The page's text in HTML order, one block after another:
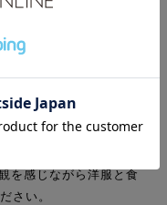
ントの為にパリから
ンで腕を磨いた
的価値感をクリエーシ
を感じながら洋服と食
さい。